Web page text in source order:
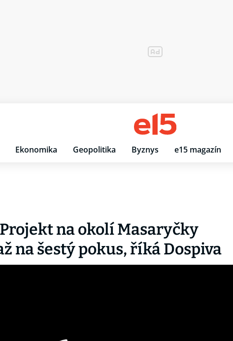
Ekonomika Geopolitika Byznys e15 magazín
na okolí Masaryčky
na šestý pokus, říká Dospiva